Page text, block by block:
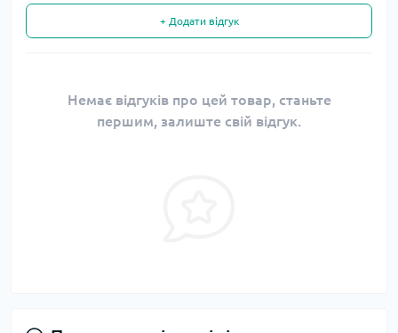
+ Додати відгук
Немає відгуків про цей товар, станьте
першим, залиште свій відгук.